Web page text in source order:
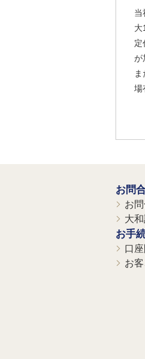
当
大
定
が
場
お問
お
大
お手
口
お